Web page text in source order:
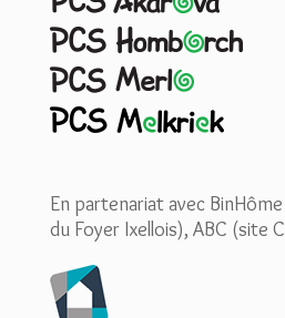
En partenariat avec
du Foyer Ixellois), ABC (site